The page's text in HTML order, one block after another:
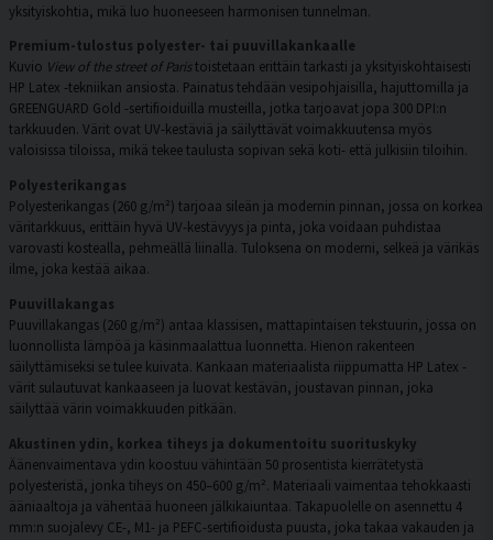
yksityiskohtia, mikä luo huoneeseen harmonisen tunnelman.
Premium-tulostus polyester- tai puuvillakankaalle
Kuvio View of the street of Paristoistetaan erittäin tarkasti ja yksityiskohtaisesti
HP Latex -tekniikan ansiosta. Painatus tehdään vesipohjaisilla, hajuttomilla ja
GREENGUARD Gold -sertifioiduilla musteilla, jotka tarjoavat jopa 300 DPI:n
tarkkuuden. Värit ovat UV-kestäviä ja säilyttävät voimakkuutensa myös
valoisissa tiloissa, mikä tekee taulusta sopivan sekä koti- että julkisiin tiloihin.
Polyesterikangas
Polyesterikangas (260 g/m²) tarjoaa sileän ja modernin pinnan, jossa on korkea
väritarkkuus, erittäin hyvä UV-kestävyys ja pinta, joka voidaan puhdistaa
varovasti kostealla, pehmeällä liinalla. Tuloksena on moderni, selkeä ja värikäs
ilme, joka kestää aikaa.
Puuvillakangas
Puuvillakangas (260 g/m²) antaa klassisen, mattapintaisen tekstuurin, jossa on
luonnollista lämpöä ja käsinmaalattua luonnetta. Hienon rakenteen
säilyttämiseksi se tulee kuivata. Kankaan materiaalista riippumatta HP Latex -
värit sulautuvat kankaaseen ja luovat kestävän, joustavan pinnan, joka
säilyttää värin voimakkuuden pitkään.
Akustinen ydin, korkea tiheys ja dokumentoitu suorituskyky
Äänenvaimentava ydin koostuu vähintään 50 prosentista kierrätetystä
polyesteristä, jonka tiheys on 450–600 g/m². Materiaali vaimentaa tehokkaasti
ääniaaltoja ja vähentää huoneen jälkikaiuntaa. Takapuolelle on asennettu 4
mm:n suojalevy CE-, M1- ja PEFC-sertifioidusta puusta, joka takaa vakauden ja